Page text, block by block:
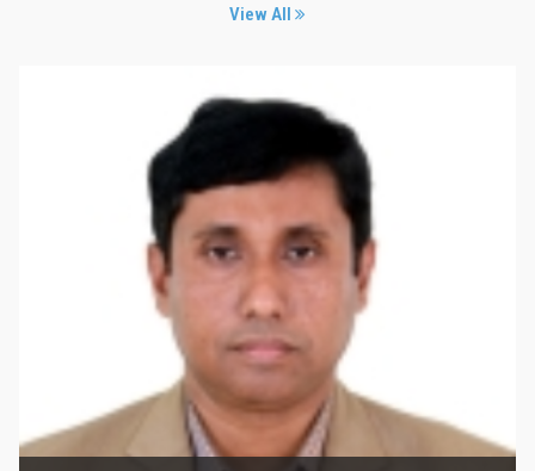
View All
Kazi Mohammad Mahbubur
Rahma্‌n , professor, Department
of political science
Education Enthusiast Representative